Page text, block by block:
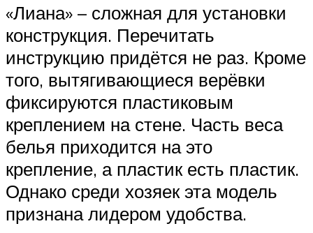
«Лиана» – сложная для установки
конструкция. Перечитать
инструкцию придётся не раз. Кроме
того, вытягивающиеся верёвки
фиксируются пластиковым
креплением на стене. Часть веса
белья приходится на это
крепление, а пластик есть пластик.
Однако среди хозяек эта модель
признана лидером удобства.